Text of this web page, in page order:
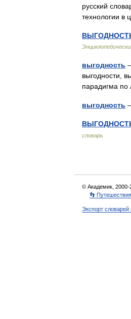
русский
технологии
выгодность
выгодности,
парадигма
выгодность
словарь
© Академик, 2000-
👣 Путешествия
Экспорт словарей